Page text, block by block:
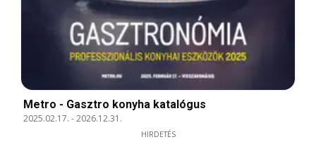
Metro - Gasztro konyha katalógus
2025.02.17. -2026.12.31.
HIRDETÉS